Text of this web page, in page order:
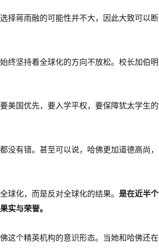
择蒋雨融的可能性并不大，因此大致可以断
终坚持着全球化的方向不放松。校长加伯明
美国优先，要入学平权，要保障犹太学生的
没有错。甚至可以说，哈佛更加道德高尚，
球化，而是反对全球化的结果。 是在近半个
实与荣誉。
这个精英机构的意识形态。当她和哈佛还在